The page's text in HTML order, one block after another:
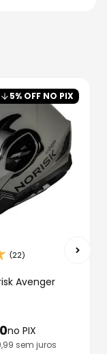
5% OFF NO PIX
(22)
Avenger
no PIX
sem juros